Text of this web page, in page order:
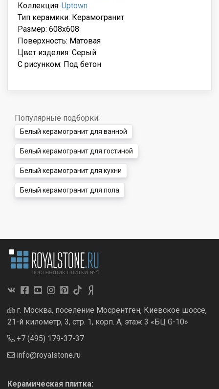
Коллекция: Uptown
Тип керамики: Керамогранит
Размер: 608x608
Поверхность: Матовая
Цвет изделия: Серый
С рисунком: Под бетон
Популярные подборки:
Белый керамогранит для ванной
Белый керамогранит для гостиной
Белый керамогранит для кухни
Белый керамогранит для пола
г. Москва, поселение Мосрентген, Киевское шоссе,
21-й километр, 3, стр. 1, корп. А, этаж 3 «БЦ G-10»
+7 (495) 179-37-37
info@royalstone.ru
Керамическая плитка: